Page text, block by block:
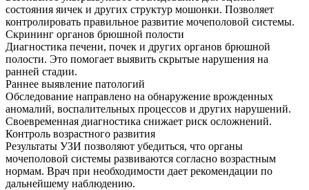
состояния яичек и других структур мошонки. Позволяет
контролировать правильное развитие мочеполовой системы.
Скрининг органов брюшной полости
Диагностика печени, почек и других органов брюшной
полости. Это помогает выявить скрытые нарушения на
ранней стадии.
Раннее выявление патологий
Обследование направлено на обнаружение врожденных
аномалий, воспалительных процессов и других нарушений.
Своевременная диагностика снижает риск осложнений.
Контроль возрастного развития
Результаты УЗИ позволяют убедиться, что органы
мочеполовой системы развиваются согласно возрастным
нормам. Врач при необходимости дает рекомендации по
дальнейшему наблюдению.